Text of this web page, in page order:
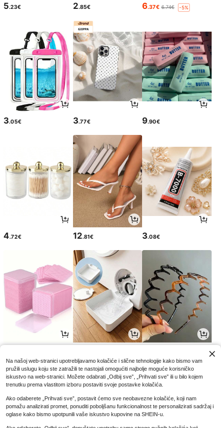
5.23€ 2.85€ 6.37€ 6.74€ -5%
3.05€ 3.77€ 9.90€
4.72€ 12.81€ 3.08€
Na našoj web-stranici upotrebljavamo kolačiće i slične tehnologije kako bismo vam
pružili uslugu koju ste zatražili te nastojali omogućiti najbolje moguće korisničko
iskustvo na web-stranici. Možete odabrati „Odbij sve”, „Prihvati sve” ili u bilo kojem
trenutku prema vlastitom izboru postaviti svoje postavke kolačića.
Ako odaberete „Prihvati sve”, postavit ćemo sve neobavezne kolačiće, koji nam
pomažu analizirati promet, ponuditi poboljšanu funkcionalnost te personalizirati sadržaj i
oglase kako bismo upotpunili vaše iskustvo kupovine na SHEIN-u.